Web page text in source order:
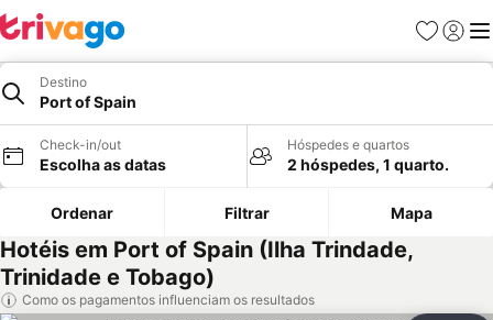
Favoritos
Iniciar
Destino
Port of Spain
Check-in/out
Escolha as datas
Hóspedes e quartos
2 hóspedes, 1 quarto.
Ordenar Filtrar Mapa
Hotéis em Port of Spain (Ilha Trindade,
Trinidade e Tobago)
Como os pagamentos influenciam os resultados